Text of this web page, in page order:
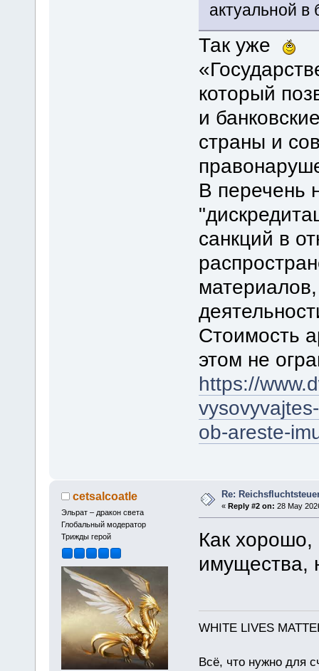
актуальной
Так уже
который
и
страны и
В перечень
санкций в
Стоимость
этом не
https://
ob-areste-
cetsalcoatle
Эльрат – дракон света
Глобальный модератор
Трижды герой
Re:
«Reply #2 on: 28 May
Как
имущества,
WHITE LIVES
Всё, что нужно для